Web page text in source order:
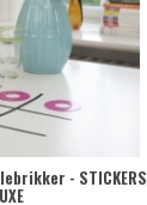
- STICKERS